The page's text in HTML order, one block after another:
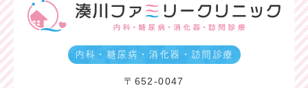
内科・糖尿病・消化器・訪問診療
〒652-0047